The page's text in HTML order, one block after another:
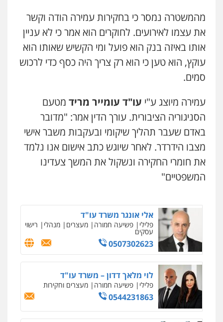
מהמשטרה נמסר כי בחקירות עמירה הודה וקשר
את עצמו לאירועים. לחוקרים הוא אמר כי לא עניין
אותו באיזה בנק הוא פועל ומי הקשיש שאותו הוא
עוקץ, הוא טען כי הוא רק צריך היה כסף כדי לרכוש
סמים.
עמירה מיוצג ע"י עו"ד עומייר מריד מטעם
הסניגוריה הציבורית. עורך הדין אמר: "מדובר
באדם שעבר תהליך שיקומי ובעקבות משבר אישי
מצבו הידרדר. לאחר שיוגש כתב אישום אנו נלמד
את חומרי החקירה ונשקול את המשך צעדינו
המשפטיים"
0528959600
קורל קרוז – עורך דין פלילי
משפט פלילי
0545437431
עו"ד עלי סעדי
ומעצרים
0508824984
עו"ד שגיא אקו
פלילי מעצרים וחקירות סמים עבירות מין
אלי אונגר משרד עו"ד
פלילי פשיעה חמורה מעצרים מנהלי רישוי
עסקים
0507302623
לוי מלאך דדון – משרד עו"ד
פלילי פשיעה חמורה מעצרים וחקירות
0544231863